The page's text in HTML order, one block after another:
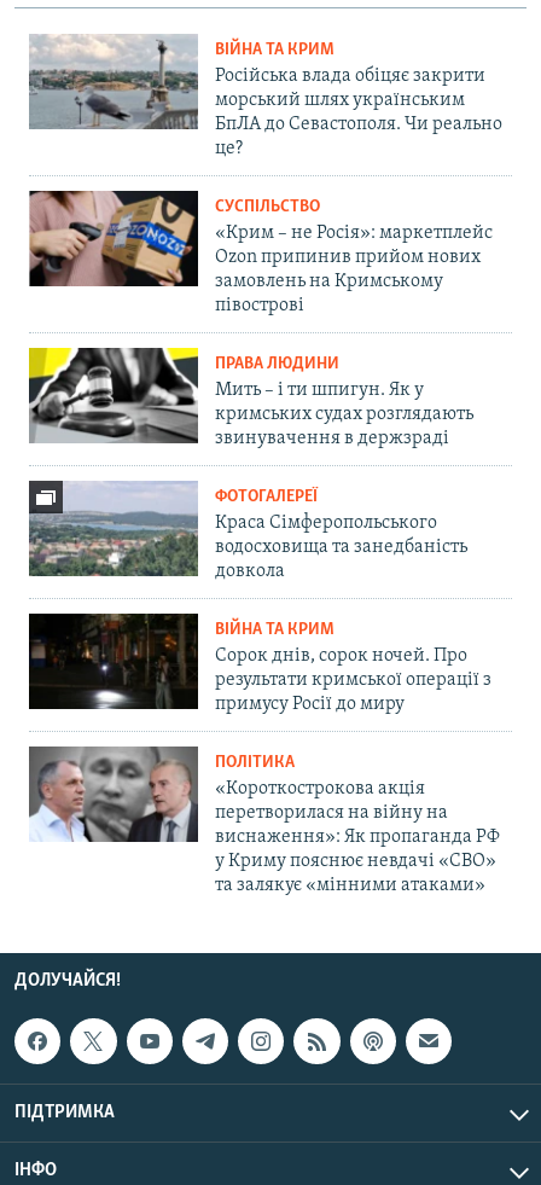
ВІЙНА ТА КРИМ
Російська влада обіцяє закрити
морський шлях українським
БпЛА до Севастополя. Чи реально
це?
СУСПІЛЬСТВО
«Крим – не Росія»: маркетплейс
Ozon припинив прийом нових
замовлень на Кримському
півострові
ПРАВА ЛЮДИНИ
Мить – і ти шпигун. Як у
кримських судах розглядають
звинувачення в держзраді
ФОТОГАЛЕРЕЇ
Краса Сімферопольського
водосховища та занедбаність
довкола
ВІЙНА ТА КРИМ
Сорок днів, сорок ночей. Про
результати кримської операції з
примусу Росії до миру
ПОЛІТИКА
«Короткострокова акція
перетворилася на війну на
виснаження»: Як пропаганда РФ
у Криму пояснює невдачі «СВО»
та залякує «мінними атаками»
ДОЛУЧАЙСЯ!
ПІДТРИМКА
ІНФО